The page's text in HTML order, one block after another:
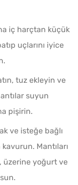
iç harçtan küçük
uçlarını iyice
tuz ekleyin ve
suyun
pişirin.
ve isteğe bağlı
Mantıları
üzerine yoğurt ve